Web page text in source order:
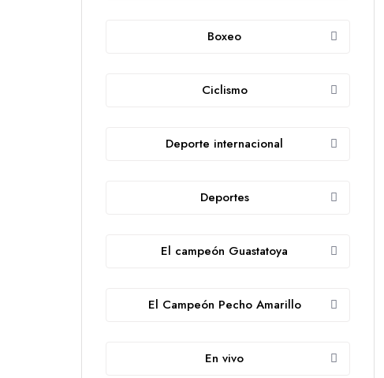
Boxeo
Ciclismo
Deporte internacional
Deportes
El campeón Guastatoya
El Campeón Pecho Amarillo
En vivo